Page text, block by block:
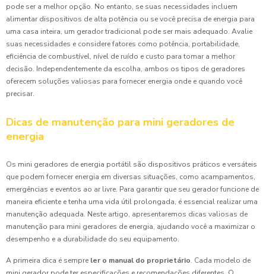
pode ser a melhor opção. No entanto, se suas necessidades incluem
alimentar dispositivos de alta potência ou se você precisa de energia para
uma casa inteira, um gerador tradicional pode ser mais adequado. Avalie
suas necessidades e considere fatores como potência, portabilidade,
eficiência de combustível, nível de ruído e custo para tomar a melhor
decisão. Independentemente da escolha, ambos os tipos de geradores
oferecem soluções valiosas para fornecer energia onde e quando você
precisar.
Dicas de manutenção para mini geradores de
energia
Os mini geradores de energia portátil são dispositivos práticos e versáteis
que podem fornecer energia em diversas situações, como acampamentos,
emergências e eventos ao ar livre. Para garantir que seu gerador funcione de
maneira eficiente e tenha uma vida útil prolongada, é essencial realizar uma
manutenção adequada. Neste artigo, apresentaremos dicas valiosas de
manutenção para mini geradores de energia, ajudando você a maximizar o
desempenho e a durabilidade do seu equipamento.
A primeira dica é sempre ler o manual do proprietário. Cada modelo de